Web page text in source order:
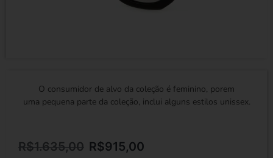
O consumidor de alvo da coleção é feminino, porem
uma pequena parte da coleção, inclui alguns estilos unissex.
R$1.635,00 R$915,00